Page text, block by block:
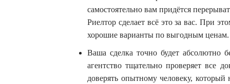
самостоятельно вам придётся
Риелтор сделает всё это за вас. При
хорошие варианты по выгодным ценам.
Ваша сделка точно будет абсолютно
агентство тщательно проверяет все
доверять опытному человеку,